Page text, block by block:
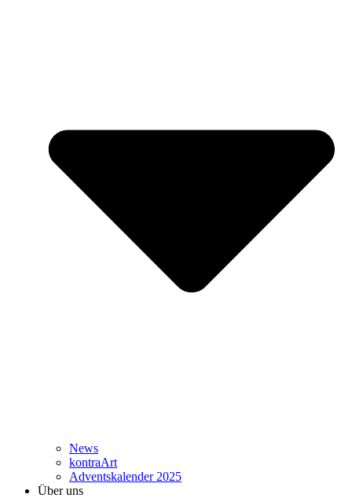
News
kontraArt
Adventskalender 2025
Über uns